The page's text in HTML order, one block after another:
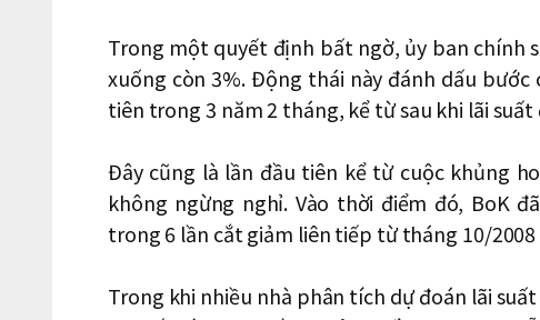
Trong một quyết định bất ngờ, ủy ban chính
xuống còn 3%. Động thái này đánh dấu
tiên trong 3 năm 2 tháng, kể từ sau khi lãi
Đây cũng là lần đầu tiên kể từ cuộc khủng
không ngừng nghỉ. Vào thời điểm đó, BoK
trong 6 lần cắt giảm liên tiếp từ tháng 10/
Trong khi nhiều nhà phân tích dự đoán lãi